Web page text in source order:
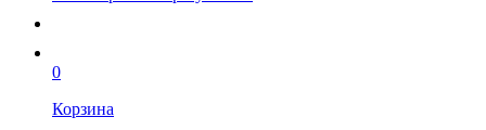
0
Корзина